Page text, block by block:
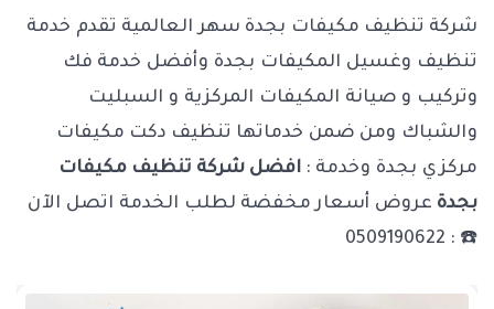
شركة تنظيف مكيفات بجدة سهر العالمية تقدم خدمة
تنظيف وغسيل المكيفات بجدة وأفضل خدمة فك
وتركيب و صيانة المكيفات المركزية و السبليت
والشباك ومن ضمن خدماتها تنظيف دكت مكيفات
مركزي بجدة وخدمة : افضل شركة تنظيف مكيفات
بجدة عروض أسعار مخفضة لطلب الخدمة اتصل الآن
☎️ : 0509190622